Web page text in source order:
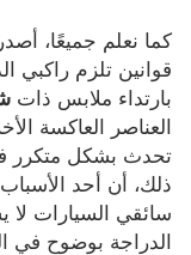
شهادة
فهرس
فيديو
اتصال
كما نعلم جميعًا،
قوانين تلزم راكبي
بارتداء ملابس ذات
العناصر العاكسة
تحدث بشكل متكرر
ذلك، أن أحد
سائقي السيارات لا
الدراجة بوضوح في